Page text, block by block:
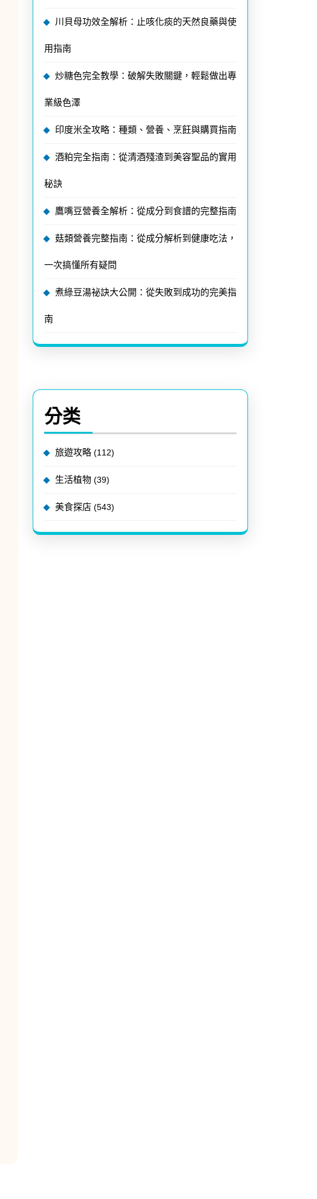
川貝母功效全解析：止咳化痰的天然良藥與使
用指南
炒糖色完全教學：破解失敗關鍵，輕鬆做出專
業級色澤
印度米全攻略：種類、營養、烹飪與購買指南
酒粕完全指南：從清酒殘渣到美容聖品的實用
秘訣
鷹嘴豆營養全解析：從成分到食譜的完整指南
菇類營養完整指南：從成分解析到健康吃法，
一次搞懂所有疑問
煮綠豆湯祕訣大公開：從失敗到成功的完美指
南
分类
旅遊攻略 (112)
生活植物 (39)
美食探店 (543)